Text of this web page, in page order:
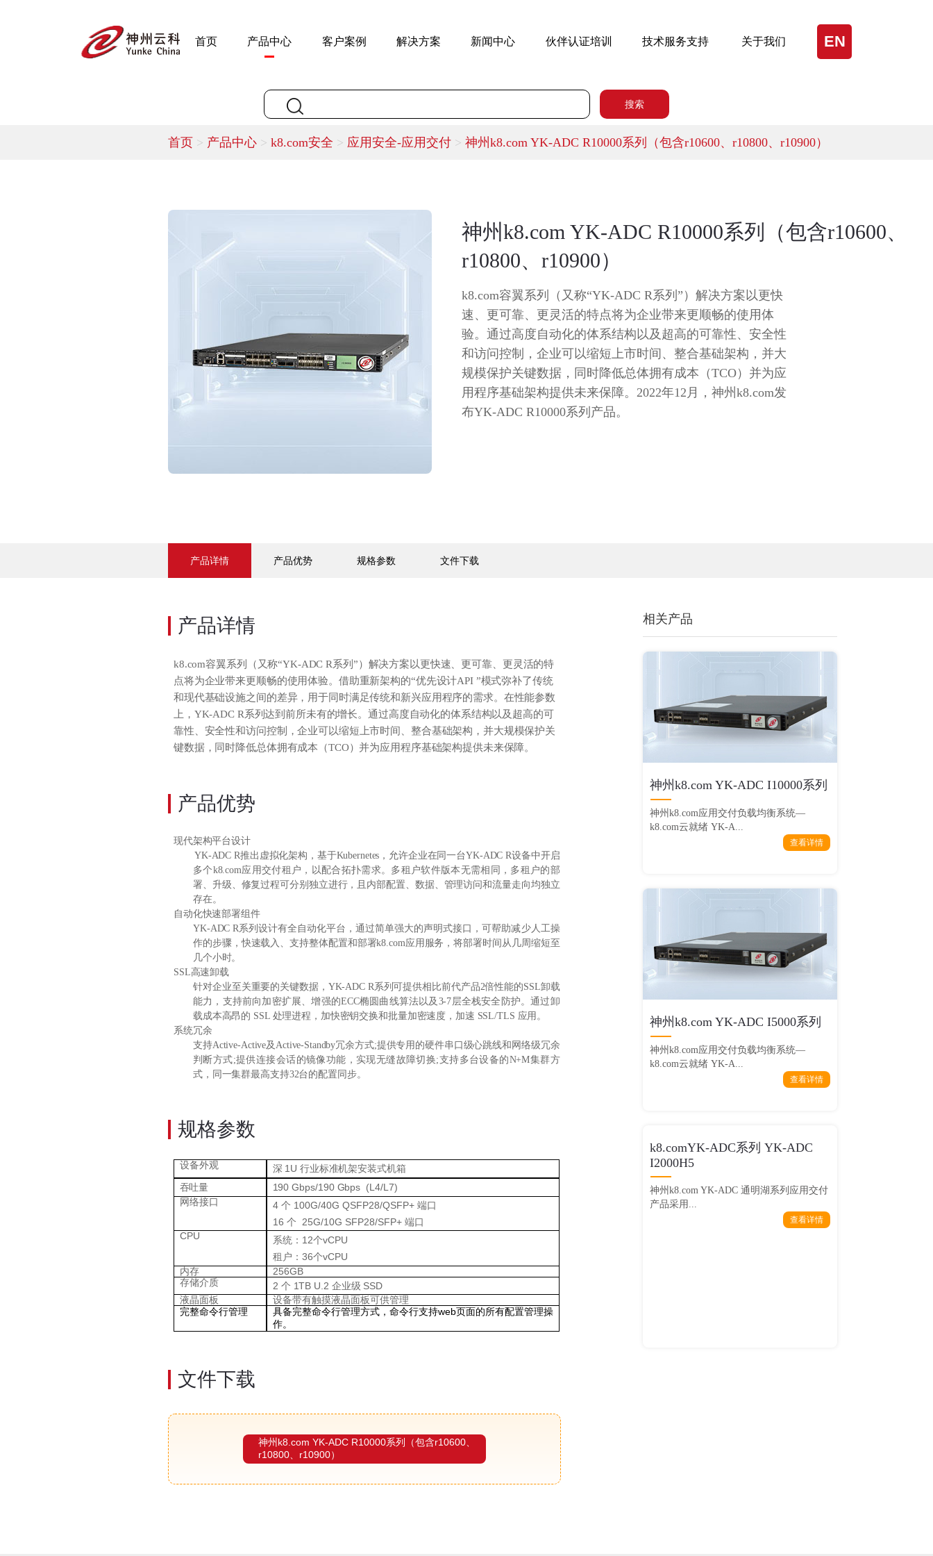
首页 产品中心 客户案例 解决方案 新闻中心 伙伴认证培训 技术服务支持 关于我们 EN
搜索
首页 > 产品中心> k8.com安全 > 应用安全-应用交付> 神州k8.com YK-ADC R10000系列（包含r10600、r10800、r10900）
神州k8.com YK-ADC R10000系列（包含r10600、
r10800、r10900）
k8.com容翼系列（又称“YK-ADC R系列”）解决方案以更快
速、更可靠、更灵活的特点将为企业带来更顺畅的使用体
验。通过高度自动化的体系结构以及超高的可靠性、安全性
和访问控制，企业可以缩短上市时间、整合基础架构，并大
规模保护关键数据，同时降低总体拥有成本（TCO）并为应
用程序基础架构提供未来保障。2022年12月，神州k8.com发
布YK-ADC R10000系列产品。
产品详情 产品优势 规格参数 文件下载
产品详情
k8.com容翼系列（又称“YK-ADC R系列”）解决方案以更快速、更可靠、更灵活的特
点将为企业带来更顺畅的使用体验。借助重新架构的“优先设计API ”模式弥补了传统
和现代基础设施之间的差异，用于同时满足传统和新兴应用程序的需求。在性能参数
上，YK-ADC R系列达到前所未有的增长。通过高度自动化的体系结构以及超高的可
靠性、安全性和访问控制
，企业可以缩短上市时间、整合基础架构 ，并大规模保护关
键数据，同时降低总体拥有成本（TCO）并为应用程序基础架构提供未来保障。
产品优势
现代架构平台设计
YK-ADC R推出虚拟化架构，基于Kubernetes，允许企业在同一台YK-ADC R设备中开启
多个k8.com应用交付租户，以配合拓扑需求。多租户软件版本无需相同，多租户的部
署、升级、修复过程可分别独立进行，且内部配置、数据、管理访问和流量走向均独立
存在。
自动化快速部署组件
YK-ADC R系列设计有全自动化平台，通过简单强大的声明式接口，可帮助减少人工操
作的步骤，快速载入、支持整体配置和部署k8.com应用服务，将部署时间从几周缩短至
几个小时。
SSL高速卸载
针对企业至关重要的关键数据，YK-ADC R系列可提供相比前代产品2倍性能的SSL卸载
能力，支持前向加密扩展、增强的ECC椭圆曲线算法以及3-7层全栈安全防护。通过卸
载成本高昂的 SSL 处理进程，加快密钥交换和批量加密速度，加速 SSL/TLS 应用。
系统冗余
支持Active-Active及Active-Standby冗余方式;提供专用的硬件串口级心跳线和网络级冗余
判断方式;提供连接会话的镜像功能，实现无缝故障切换;支持多台设备的N+M集群方
式，同一集群最高支持32台的配置同步。
规格参数
设备外观 深 1U 行业标准机架安装式机箱
吞吐量
190 Gbps/190 Gbps (L4/L7)
网络接口
4 个 100G/40G QSFP28/QSFP+ 端口
16 个 25G/10G SFP28/SFP+ 端口
CPU
系统：12个vCPU
租户：36个vCPU
内存
256GB
存储介质
2 个 1TB U.2 企业级 SSD
液晶面板
设备带有触摸液晶面板可供管理
完整命令行管理
具备完整命令行管理方式，命令行支持web页面的所有配置管理操
作。
文件下载
神州k8.com YK-ADC R10000系列（包含r10600、
r10800、r10900）
相关产品
神州k8.com YK-ADC I10000系列
神州k8.com应用交付负载均衡系统—
k8.com云就绪 YK-A...
查看详情
神州k8.com YK-ADC I5000系列
神州k8.com应用交付负载均衡系统—
k8.com云就绪 YK-A...
查看详情
k8.comYK-ADC系列 YK-ADC
I2000H5
神州k8.com YK-ADC 通明湖系列应用交付
产品采用...
查看详情